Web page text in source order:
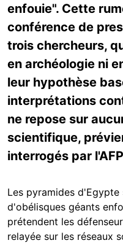
enfouie". Cette
conférence de
trois chercheurs,
en archéologie ni
leur hypothèse
interprétations
ne repose sur
scientifique,
interrogés par
Les pyramides
d'obélisques géants
prétendent les
relayée sur les réseaux